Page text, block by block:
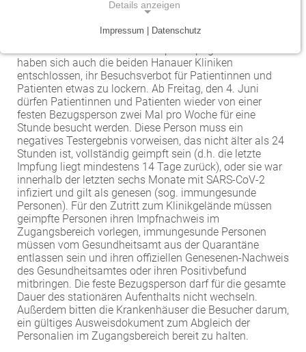
Vereinbarkeit von Beruf und Leben
Mitarbeitervorteile
Kinder- und Jugendmedizin
Neurologie
Psychiatrie und Psychotherapie
Anästhesiologie, operative Intensivmedizin und
Schmerztherapie
Gynäkologie und Geburtshilfe
Hals-, Nase- und Ohren-Erkrankungen
Dermatologie und Allergologie
Alle Kliniken, Fachbereiche und Zentren
Traumazentrum
Tumorzentrum
Viszeralonkologisches Zentrum (Darm, Pankreas)
Vorhofflimmerzentrum
Zentrum für Arbeitsmedizin, Arbeitssicherheit und
Brandschutz
Zentrum für Kinderdiabetes (DDG)
Zentrum für Lymphome und Leukämien
Alle Kliniken, Fachbereiche und Zentren
Patientenfürsprecher
Physiotherapie
Seelsorge
Soziale Dienste
Alle Kliniken, Fachbereiche und Zentren
sind Patientenbesuche zwei Mal pro Woche von einer
haben sich auch die beiden Hanauer Kliniken
entschlossen, ihr Besuchsverbot für Patientinnen und
Patienten etwas zu lockern. Ab Freitag, den 4. Juni
dürfen Patientinnen und Patienten wieder von einer
festen Bezugsperson zwei Mal pro Woche für eine
Stunde besucht werden. Diese Person muss ein
negatives Testergebnis vorweisen, das nicht älter als 24
Stunden ist, vollständig geimpft sein (d.h. die letzte
Impfung liegt mindestens 14 Tage zurück), oder sie war
innerhalb der letzten sechs Monate mit SARS-CoV-2
infiziert und gilt als genesen (sog. immungesunde
Personen). Für den Zutritt zum Klinikgelände müssen
geimpfte Personen ihren Impfnachweis im
Zugangsbereich vorlegen, immungesunde Personen
müssen vom Gesundheitsamt aus der Quarantäne
entlassen sein und ihren offiziellen Genesenen-Nachweis
des Gesundheitsamtes oder ihren Positivbefund
mitbringen. Die feste Bezugsperson darf für die gesamte
Dauer des stationären Aufenthalts nicht wechseln.
Außerdem bitten die Krankenhäuser die Besucher darum,
ein gültiges Ausweisdokument zum Abgleich der
Personalien im Zugangsbereich bereit zu halten.
Details anzeigen
Notwendige Cookies ermöglichen grundlegende
Funktionen und sind für die einwandfreie Funktion
der Website erforderlich.
Einverständnis-Cookie
Name:
cookie_consent
Zweck:
Dieser Cookie speichert die ausgewählten
Einverständnis-Optionen des Benutzers
Cookie Laufzeit:
1 Jahr
EXTERNE MEDIEN
Um Inhalte von Videoplattformen und Social Media
Impressum | Datenschutz